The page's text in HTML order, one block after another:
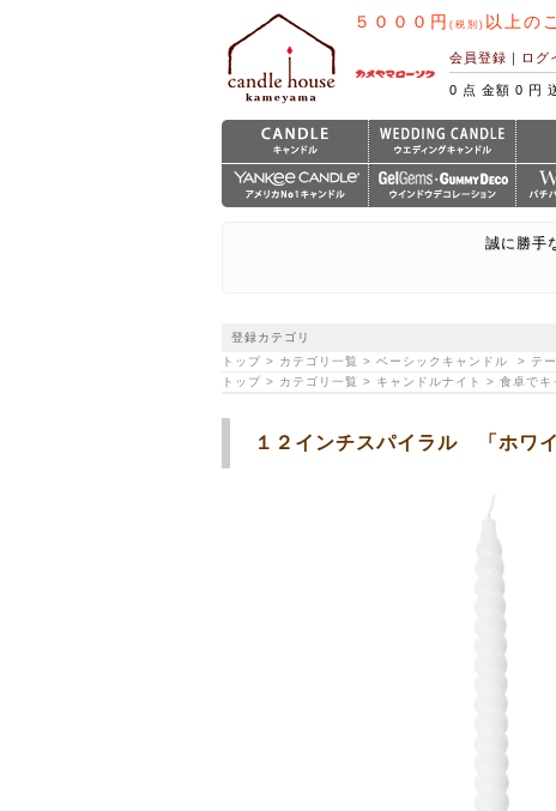
５０００円 (税別) 以上の
会員登録 ｜ ログ
0 点 金額 0 円
誠に勝手
登録カテゴリ
トップ > カテゴリ一覧 > ベーシックキャンドル > テ
トップ > カテゴリ一覧 > キャンドルナイト > 食卓でキ
１２インチスパイラル 「ホワイ